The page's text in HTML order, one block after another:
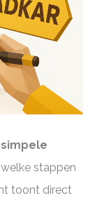
simpele
stappen
toont direct